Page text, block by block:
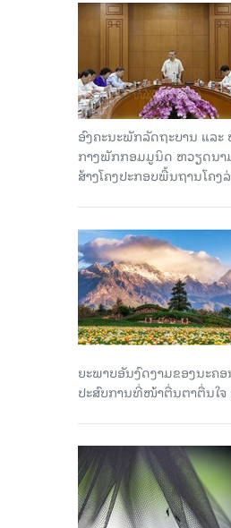
ອົງ​ຄະ​ນະ​ພັກ​ລັດ​ຖະ​ບານ ແລະ
ກາງ​ພັກ​ກອມ​ມູ​ນິດ ຫວຽດ​ນາ
ສ້າງ​ໂຄງ​ປະ​ກອບ​ພື້ນ​ຖານ​ໂຄ
ຍະພາບອັນງົດງາມຂອງນະຄ
ປະສົບການທີ່ໜ້າຕື່ນຕາຕື່ນໃຈ